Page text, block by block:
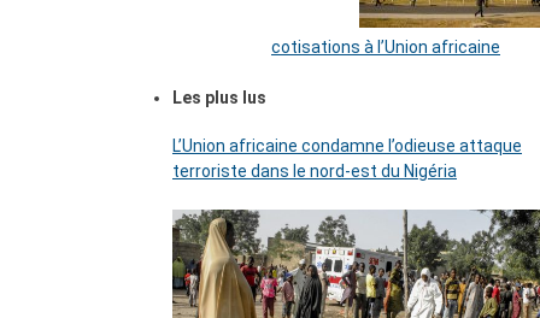
cotisations à l’Union africaine
Les plus lus
L’Union africaine condamne l’odieuse attaque
terroriste dans le nord-est du Nigéria